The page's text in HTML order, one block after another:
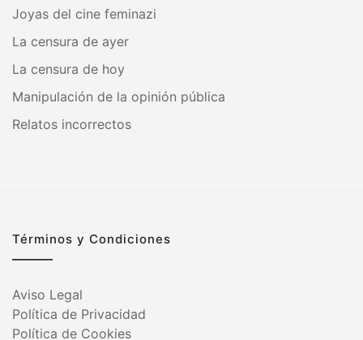
Joyas del cine feminazi
La censura de ayer
La censura de hoy
Manipulación de la opinión pública
Relatos incorrectos
Términos y Condiciones
Aviso Legal
Política de Privacidad
Política de Cookies